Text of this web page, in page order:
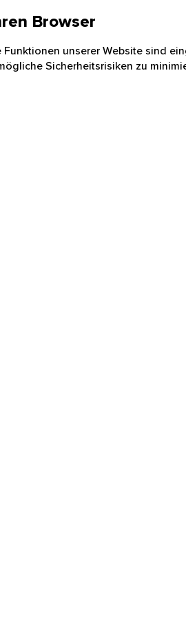
Browser
unserer Website sind
Sicherheitsrisiken zu